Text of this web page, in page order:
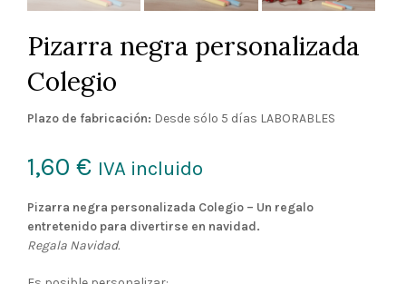
Pizarra negra personalizada
Colegio
Plazo de fabricación: Desde sólo 5 días LABORABLES
1,60 € IVA incluido
Pizarra negra personalizada Colegio – Un regalo
entretenido para divertirse en navidad.
Regala Navidad.